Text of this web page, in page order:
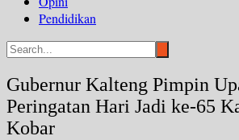
Pendidikan
Gubernur Kalteng Pimpin
Peringatan Hari Jadi ke-65
Kobar